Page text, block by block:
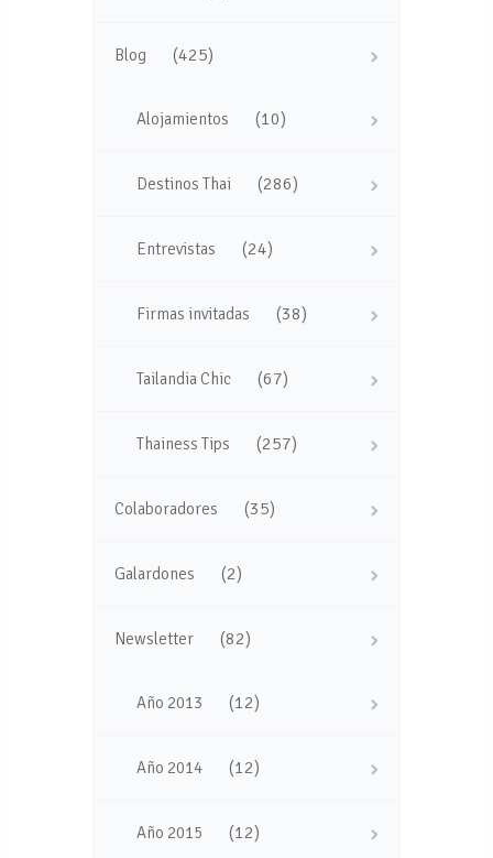
Blog (425)
Alojamientos (10)
Destinos Thai (286)
Entrevistas (24)
Firmas invitadas (38)
Tailandia Chic (67)
Thainess Tips (257)
Colaboradores (35)
Galardones (2)
Newsletter (82)
Año 2013 (12)
Año 2014 (12)
Año 2015 (12)